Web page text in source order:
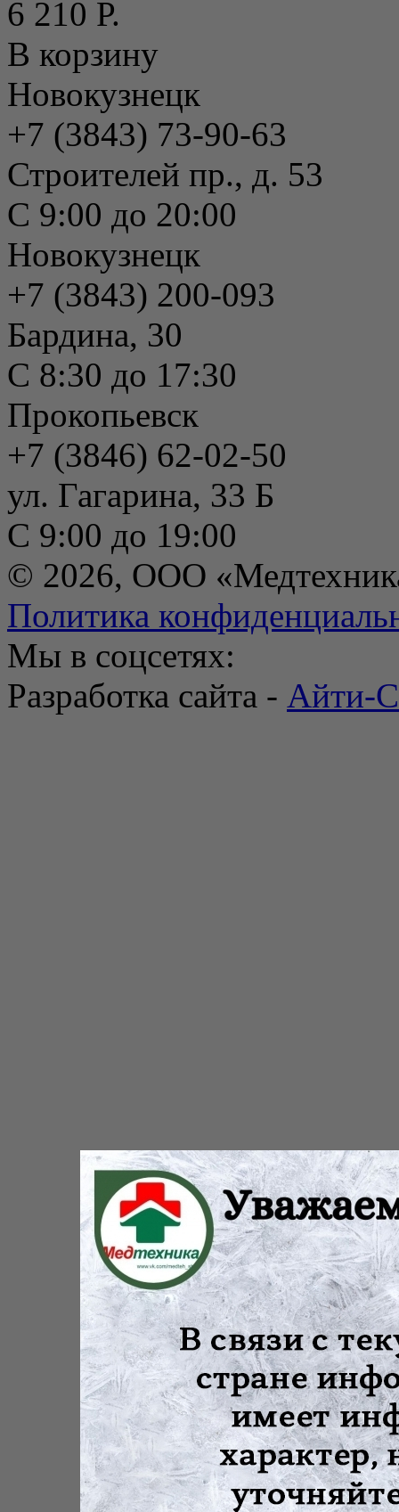
6 210 Р.
В корзину
Новокузнецк
+7 (3843) 73-90-63
Строителей пр., д. 53
С 9:00 до 20:00
Новокузнецк
+7 (3843) 200-093
Бардина, 30
С 8:30 до 17:30
Прокопьевск
+7 (3846) 62-02-50
ул. Гагарина, 33 Б
С 9:00 до 19:00
© 2026, ООО
Политика
Мы в соцсетях:
Разработка сайта - Айти-